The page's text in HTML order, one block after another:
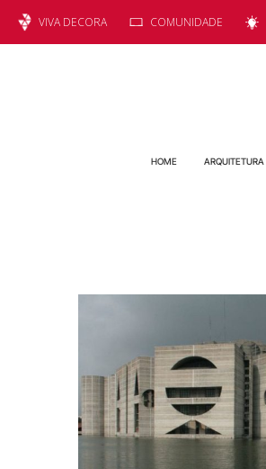
VIVA DECORA COMUNIDADE
HOME ARQUITETURA